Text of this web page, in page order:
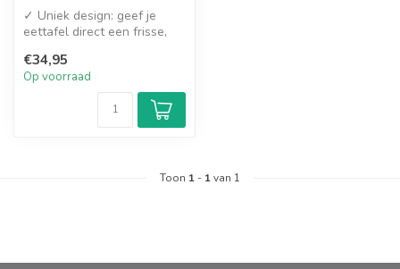
✓ Uniek design: geef je
eettafel direct een frisse,
€34,95
Op voorraad
Toon 1 - 1van 1